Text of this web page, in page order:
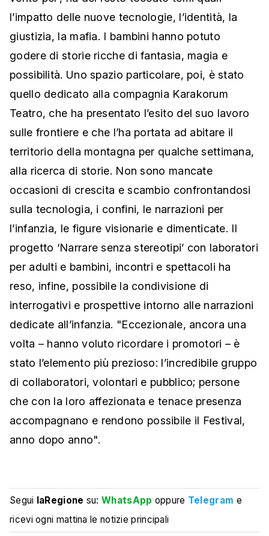
l’impatto delle nuove tecnologie, l’identità, la
giustizia, la mafia. I bambini hanno potuto
godere di storie ricche di fantasia, magia e
possibilità. Uno spazio particolare, poi, è stato
quello dedicato alla compagnia Karakorum
Teatro, che ha presentato l’esito del suo lavoro
sulle frontiere e che l’ha portata ad abitare il
territorio della montagna per qualche settimana,
alla ricerca di storie. Non sono mancate
occasioni di crescita e scambio confrontandosi
sulla tecnologia, i confini, le narrazioni per
l’infanzia, le figure visionarie e dimenticate. Il
progetto ‘Narrare senza stereotipi’ con laboratori
per adulti e bambini, incontri e spettacoli ha
reso, infine, possibile la condivisione di
interrogativi e prospettive intorno alle narrazioni
dedicate all’infanzia. "Eccezionale, ancora una
volta – hanno voluto ricordare i promotori – è
stato l’elemento più prezioso: l’incredibile gruppo
di collaboratori, volontari e pubblico; persone
che con la loro affezionata e tenace presenza
accompagnano e rendono possibile il Festival,
anno dopo anno".
Segui laRegione su:WhatsApp oppure Telegram e
ricevi ogni mattina le notizie principali